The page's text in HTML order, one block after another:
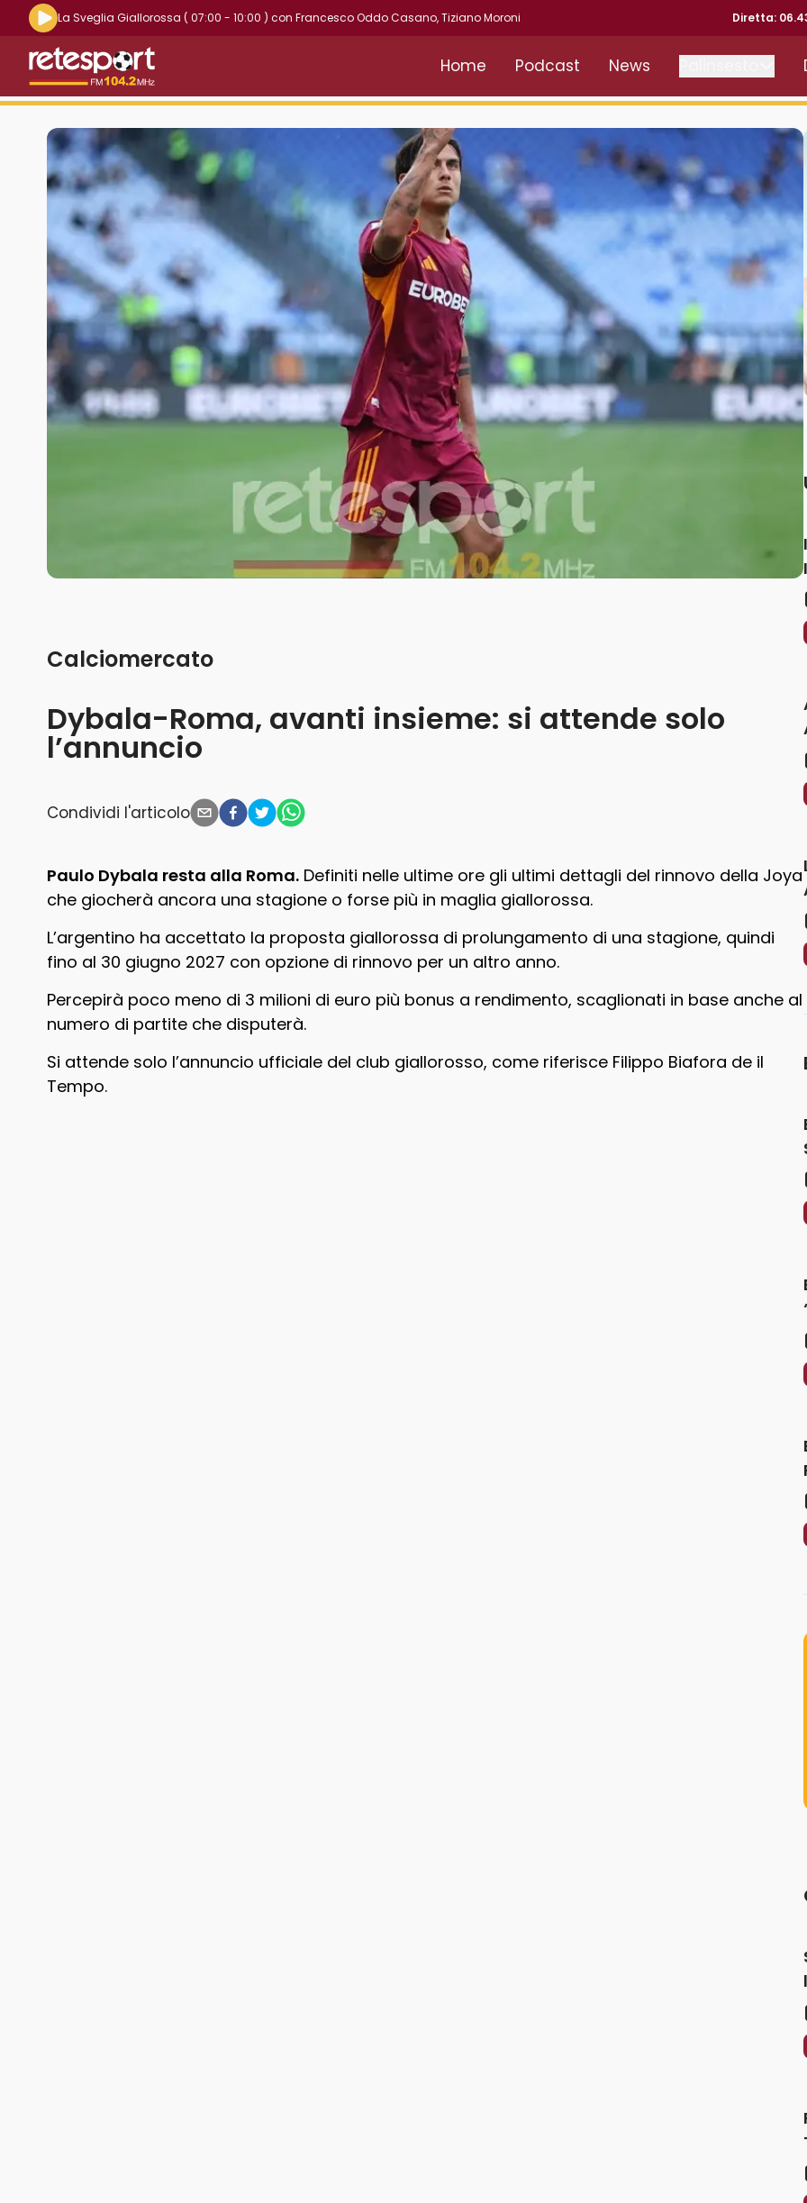
Riproduci la radio live
La Sveglia Giallorossa ( 07:00 - 10:00 ) con Francesco Oddo Casano,Tiziano Moroni Diretta:
Retesport 104.2 FM
Home Podcast News
Dybala-Roma, avanti insieme: si attende solo
l’annuncio
Calciomercato
Condividi l'articolo
Paulo Dybala resta alla Roma. Definiti nelle ultime ore gli ultimi dettagli del rinnovo della Joya
che giocherà ancora una stagione o forse più in maglia giallorossa.
L’argentino ha accettato la proposta giallorossa di prolungamento di una stagione, quindi
fino al 30 giugno 2027 con opzione di rinnovo per un altro anno.
Percepirà poco meno di 3 milioni di euro più bonus a rendimento, scaglionati in base anche al
numero di partite che disputerà.
Si attende solo l’annuncio ufficiale del club giallorosso, come riferisce Filippo Biafora de il
Tempo.